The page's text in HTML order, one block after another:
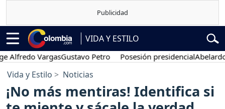
VIDA Y ESTILO
VargasGustavo Petro Posesión presidencialAbelardo de la
Vida y Estilo Noticias
¡No más mentiras! Identifica si